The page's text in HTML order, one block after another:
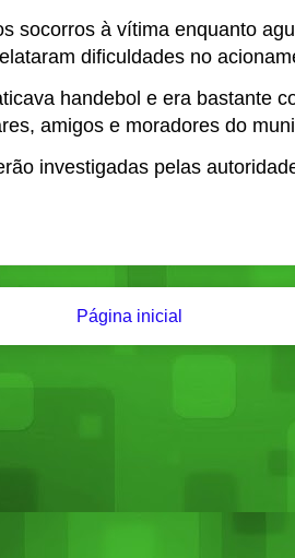
socorros à vítima enquanto
dificuldades no
handebol e era bastante
amigos e moradores do
investigadas pelas
Página inicial